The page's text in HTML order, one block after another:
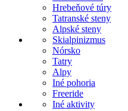
Hrebeňové túry
Tatranské steny
Alpské steny
Skialpinizmus
Nórsko
Tatry
Alpy
Iné pohoria
Freeride
Iné aktivity